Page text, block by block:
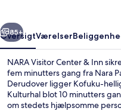
Næste
85+
OversigtVærelser
NARA Visitor Center & Inn
fem minutters gang fra Nara
Derudover ligger Kofuku-
Kulturhal blot 10 minutters
om stedets hjælpsomme